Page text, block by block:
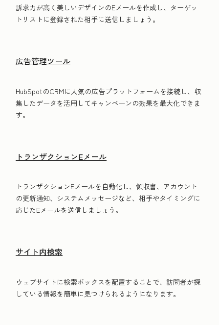
訴求力が高く美しいデザインのEメールを作成し、ターゲッ
トリストに登録された相手に送信しましょう。
広告管理ツール
HubSpotのCRMに人気の広告プラットフォームを接続し、収
集したデータを活用してキャンペーンの効果を最大化できま
す。
トランザクションEメール
トランザクションEメールを自動化し、領収書、アカウント
の更新通知、システムメッセージなど、相手やタイミングに
応じたEメールを送信しましょう。
サイト内検索
ウェブサイトに検索ボックスを配置することで、訪問者が探
している情報を簡単に見つけられるようになります。